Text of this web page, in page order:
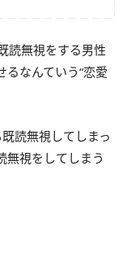
読無視をする男性
なんていう“恋愛
読無視してしまっ
無視をしてしまう